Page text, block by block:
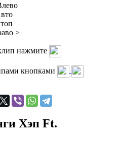
>
нажмите
кнопками
Хэп Ft.